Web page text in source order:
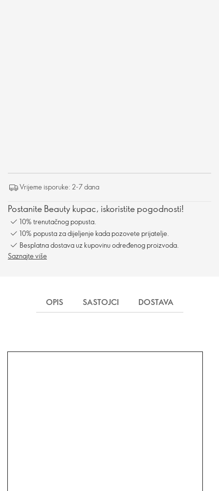
Vrijeme isporuke: 2-7 dana
Postanite Beauty kupac, iskoristite pogodnosti!
10% trenutačnog popusta.
10% popusta za dijeljenje kada pozovete prijatelje.
Besplatna dostava uz kupovinu određenog proizvoda.
Saznajte više
OPIS SASTOJCI DOSTAVA